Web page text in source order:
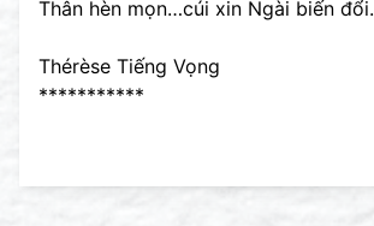
Thân hèn mọn…cúi xin Ngài biến đổi.
Thérèse Tiếng Vọng
***********